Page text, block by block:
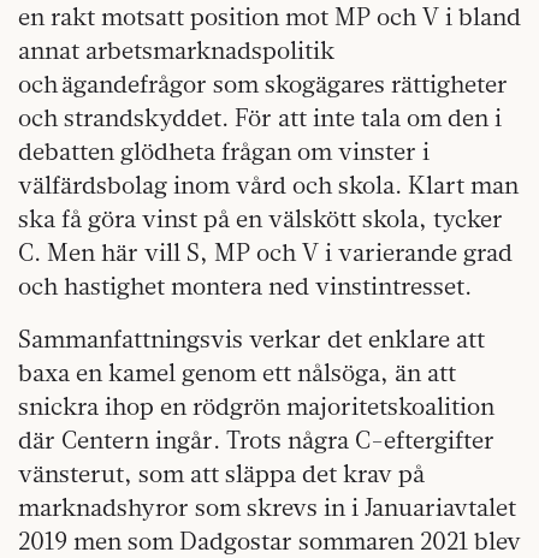
en rakt motsatt position mot MP och V i bland
annat arbetsmarknadspolitik
och ägandefrågor som skogägares rättigheter
och strandskyddet. För att inte tala om den i
debatten glödheta frågan om vinster i
välfärdsbolag inom vård och skola. Klart man
ska få göra vinst på en välskött skola, tycker
C. Men här vill S, MP och V i varierande grad
och hastighet montera ned vinstintresset.
Sammanfattningsvis verkar det enklare att
baxa en kamel genom ett nålsöga, än att
snickra ihop en rödgrön majoritetskoalition
där Centern ingår. Trots några C-eftergifter
vänsterut, som att släppa det krav på
marknadshyror som skrevs in i Januariavtalet
2019 men som Dadgostar sommaren 2021 blev